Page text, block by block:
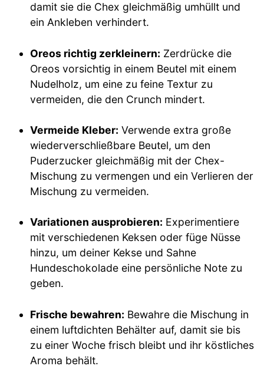
damit sie die Chex gleichmäßig umhüllt und
ein Ankleben verhindert.
Oreos richtig zerkleinern: Zerdrücke die
Oreos vorsichtig in einem Beutel mit einem
Nudelholz, um eine zu feine Textur zu
vermeiden, die den Crunch mindert.
Vermeide Kleber: Verwende extra große
wiederverschließbare Beutel, um den
Puderzucker gleichmäßig mit der Chex-
Mischung zu vermengen und ein Verlieren der
Mischung zu vermeiden.
Variationen ausprobieren: Experimentiere
mit verschiedenen Keksen oder füge Nüsse
hinzu, um deiner Kekse und Sahne
Hundeschokolade eine persönliche Note zu
geben.
Frische bewahren: Bewahre die Mischung in
einem luftdichten Behälter auf, damit sie bis
zu einer Woche frisch bleibt und ihr köstliches
Aroma behält.